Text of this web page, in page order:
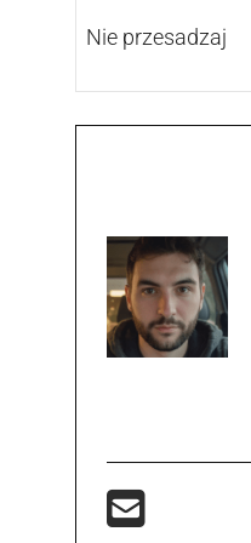
Nie przesadzaj